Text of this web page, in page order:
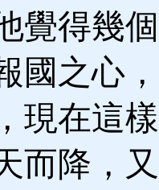
覺得幾
國之心
現在這
而降，